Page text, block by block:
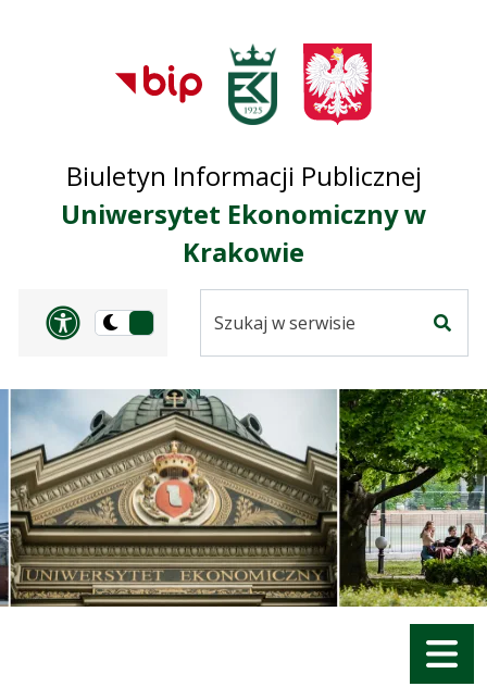
Przejdź do
głównego menu
Przejdź do treści
Przejdź do mapy
serwisu
Biuletyn Informacji Publicznej
Uniwersytet Ekonomiczny w
Krakowie
Panel dostosowania
Przełącz
ciemną
serwisie
Menu